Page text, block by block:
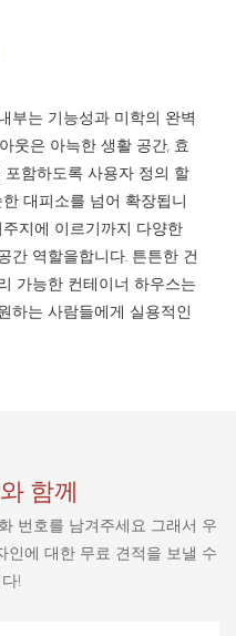
부는 기능성과 미학의 완벽
웃은 아늑한 생활 공간, 효
함하도록 사용자 정의 할
대피소를 넘어 확장됩니
지에 이르기까지 다양한
간 역할을합니다. 튼튼한 건
가능한 컨테이너 하우스는
하는 사람들에게 실용적인
함께
번호를 남겨주세요 그래서 우
인에 대한 무료 견적을 보낼 수
!